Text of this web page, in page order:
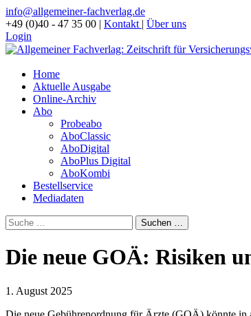
info@allgemeiner-fachverlag.de
+49 (0)40 - 47 35 00 | Kontakt | Über uns
Login
Home
Aktuelle Ausgabe
Online-Archiv
Abo
Probeabo
AboClassic
AboDigital
AboPlus Digital
AboKombi
Bestellservice
Mediadaten
Die neue GOÄ: Risiken
1. August 2025